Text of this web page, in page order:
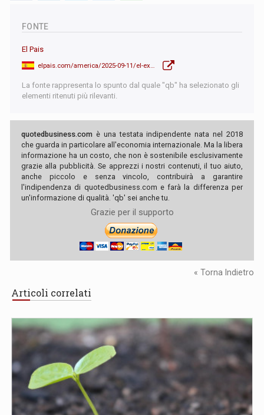
FONTE
El Pais
elpais.com/america/2025-09-11/el-expresidente-bolsonaro-condenado-por-intento-de-golpe-contra-lula-en-brasil.html
La fonte rappresenta lo spunto dal quale "qb" ha selezionato gli
elementi ritenuti più rilevanti.
quotedbusiness.com è una testata indipendente nata nel 2018
che guarda in particolare all'economia internazionale. Ma la libera
informazione ha un costo, che non è sostenibile esclusivamente
grazie alla pubblicità. Se apprezzi i nostri contenuti, il tuo aiuto,
anche piccolo e senza vincolo, contribuirà a garantire
l'indipendenza di quotedbusiness.com e farà la differenza per
un'informazione di qualità. 'qb' sei anche tu.
Grazie per il supporto
« Torna Indietro
Articoli correlati